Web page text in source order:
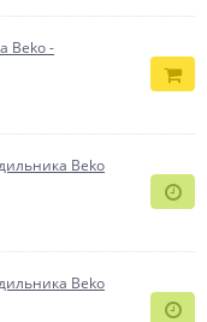
Beko -
Beko
Beko